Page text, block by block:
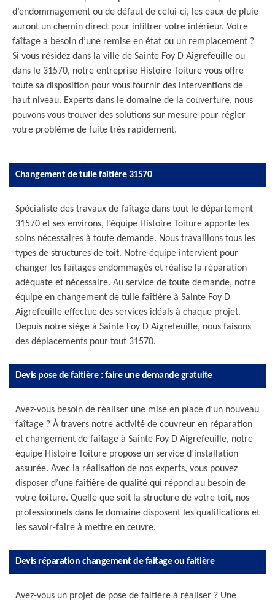
d’endommagement ou de défaut de celui-ci, les eaux de pluie
auront un chemin direct pour infiltrer votre intérieur. Votre
faîtage a besoin d’une remise en état ou un remplacement ?
Si vous résidez dans la ville de Sainte Foy D Aigrefeuille ou
dans le 31570, notre entreprise Histoire Toiture vous offre
toute sa disposition pour vous fournir des interventions de
haut niveau. Experts dans le domaine de la couverture, nous
pouvons vous trouver des solutions sur mesure pour régler
votre problème de fuite très rapidement.
Changement de tuile faitière 31570
Spécialiste des travaux de faîtage dans tout le département
31570 et ses environs, l’équipe Histoire Toiture apporte les
soins nécessaires à toute demande. Nous travaillons tous les
types de structures de toit. Notre équipe intervient pour
changer les faîtages endommagés et réalise la réparation
adéquate et nécessaire. Au service de toute demande, notre
équipe en changement de tuile faîtière à Sainte Foy D
Aigrefeuille effectue des services idéals à chaque projet.
Depuis notre siège à Sainte Foy D Aigrefeuille, nous faisons
des déplacements pour tout 31570.
Devis pose de faitière : faire une demande gratuite
Avez-vous besoin de réaliser une mise en place d’un nouveau
faîtage ? À travers notre activité de couvreur en réparation
et changement de faîtage à Sainte Foy D Aigrefeuille, notre
équipe Histoire Toiture propose un service d’installation
assurée. Avec la réalisation de nos experts, vous pouvez
disposer d’une faîtière de qualité qui répond au besoin de
votre toiture. Quelle que soit la structure de votre toit, nos
professionnels dans le domaine disposent les qualifications et
les savoir-faire à mettre en œuvre.
Devis réparation changement de faitage ou faitière
Avez-vous un projet de pose de faitière à réaliser ? Une